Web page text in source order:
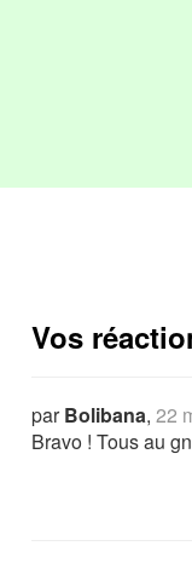
Vos
parBolibana,22
Bravo ! Tous au